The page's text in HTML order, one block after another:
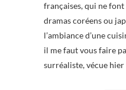
françaises, qui ne font
dramas coréens ou
l’ambiance d’une
il me faut vous faire
surréaliste, vécue